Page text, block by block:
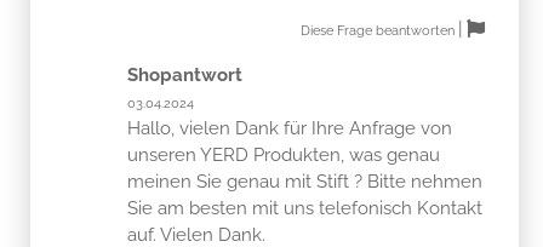
Diese Frage beantworten
Shopantwort
03.04.2024
Hallo, vielen Dank für Ihre Anfrage von
unseren YERD Produkten, was genau
meinen Sie genau mit Stift ? Bitte nehmen
Sie am besten mit uns telefonisch Kontakt
auf. Vielen Dank.